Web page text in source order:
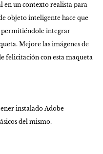
en un contexto realista para
objeto inteligente hace que
permitiéndole integrar
Mejore las imágenes de
felicitación con esta maqueta
instalado Adobe
del mismo.